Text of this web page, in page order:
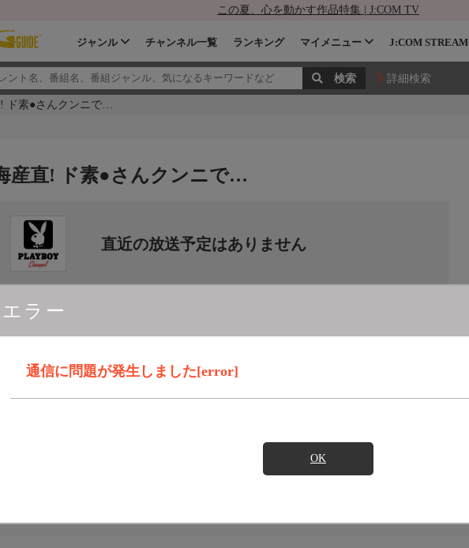
この夏、心を動かす作品特集 | J:COM TV
ジャンル チャンネル一覧 ランキング マイメニュー J:COM STREAM
詳細検索
ド素●さんクンニで…
エラー
通信に問題が発生しました[error]
OK
産直! ド素●さんクンニで…
直近の放送予定はありません